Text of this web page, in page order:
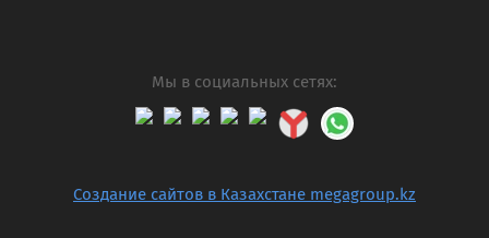
Мы в социальных сетях:
Создание сайтов в Казахстане megagroup.kz